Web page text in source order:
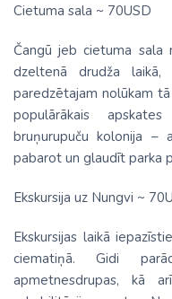
Cietuma sala ~ 70USD
Čangū jeb cietuma sala
dzeltenā drudža
paredzētajam nolūkam
populārākais
bruņurupuču kolonija
pabarot un glaudīt parka
Ekskursija uz Nungvi ~
Ekskursijas laikā
ciematiņā. Gidi
apmetnesdrupas, kā